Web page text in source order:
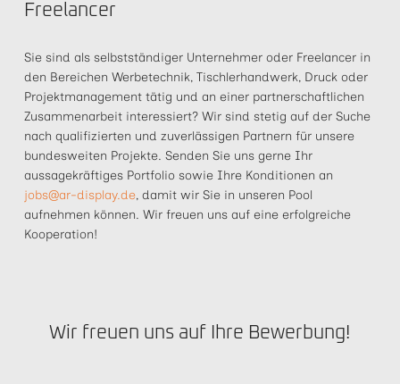
Freelancer
Sie sind als selbstständiger Unternehmer oder Freelancer in
den Bereichen Werbetechnik, Tischlerhandwerk, Druck oder
Projektmanagement tätig und an einer partnerschaftlichen
Zusammenarbeit interessiert? Wir sind stetig auf der Suche
nach qualifizierten und zuverlässigen Partnern für unsere
bundesweiten Projekte. Senden Sie uns gerne Ihr
aussagekräftiges Portfolio sowie Ihre Konditionen an
jobs@ar-display.de, damit wir Sie in unseren Pool
aufnehmen können. Wir freuen uns auf eine erfolgreiche
Kooperation!
Wir freuen uns auf Ihre Bewerbung!